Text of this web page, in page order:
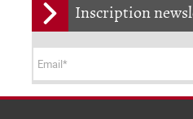
Inscription